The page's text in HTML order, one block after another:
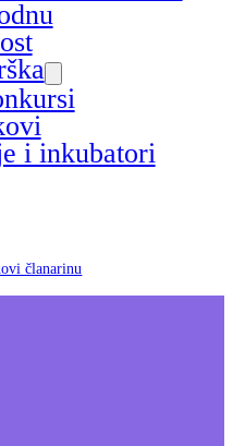
i inkubatori
članarinu